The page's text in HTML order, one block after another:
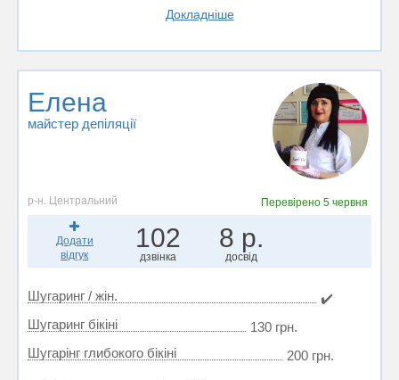
Докладніше
Елена
майстер депіляції
р-н. Центральний Перевірено 5 червня
Додати
відгук
102
дзвінка
8 р.
досвід
Шугаринг / жін.
✔️
Шугаринг бікіні
130 грн.
Шугарінг глибокого бікіні
200 грн.